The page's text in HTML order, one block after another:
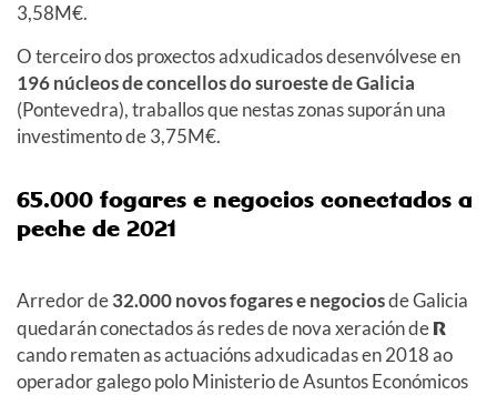
3,58M€.
O terceiro dos proxectos adxudicados desenvólvese en
196 núcleos de concellos do suroeste de Galicia
(Pontevedra), traballos que nestas zonas suporán una
investimento de 3,75M€.
65.000 fogares e negocios conectados a
peche de 2021
Arredor de32.000 novos fogares e negociosde Galicia
quedarán conectados ás redes de nova xeración deR
cando rematen as actuacións adxudicadas en 2018 ao
operador galego polo Ministerio de Asuntos Económicos